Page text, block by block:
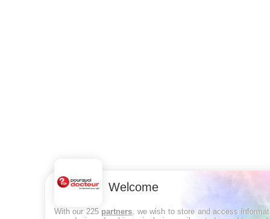
Welcome
With our 225 partners , we wish to store and access